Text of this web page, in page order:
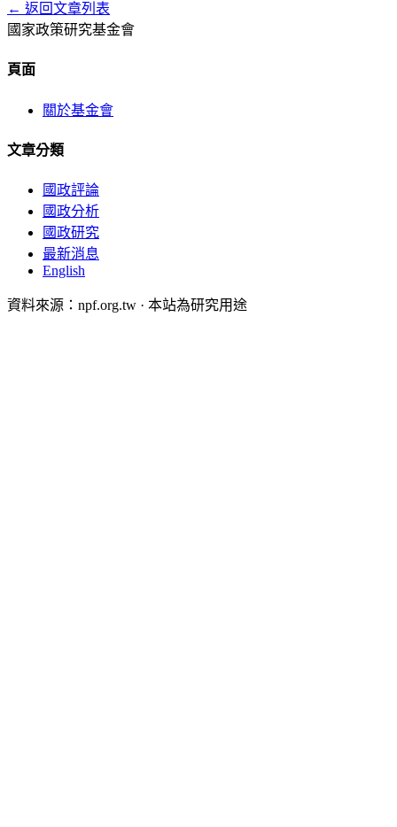
← 返回文章列表
國家政策研究基金會
頁面
關於基金會
文章分類
國政評論
國政分析
國政研究
最新消息
English
資料來源：npf.org.tw · 本站為研究用途